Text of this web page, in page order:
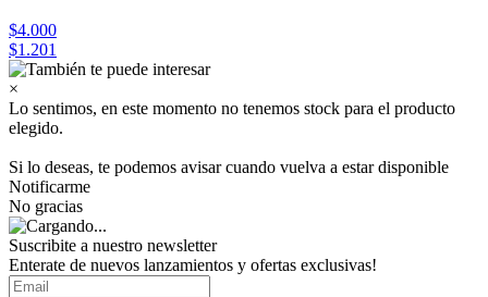
$4.000
$1.201
×
Lo sentimos, en este momento no tenemos stock para el producto
elegido.
Si lo deseas, te podemos avisar cuando vuelva a estar disponible
Notificarme
No gracias
Suscribite a nuestro newsletter
Enterate de nuevos lanzamientos y ofertas exclusivas!